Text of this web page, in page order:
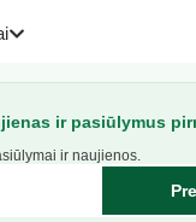
ir pasiūlymus
ir naujienos.